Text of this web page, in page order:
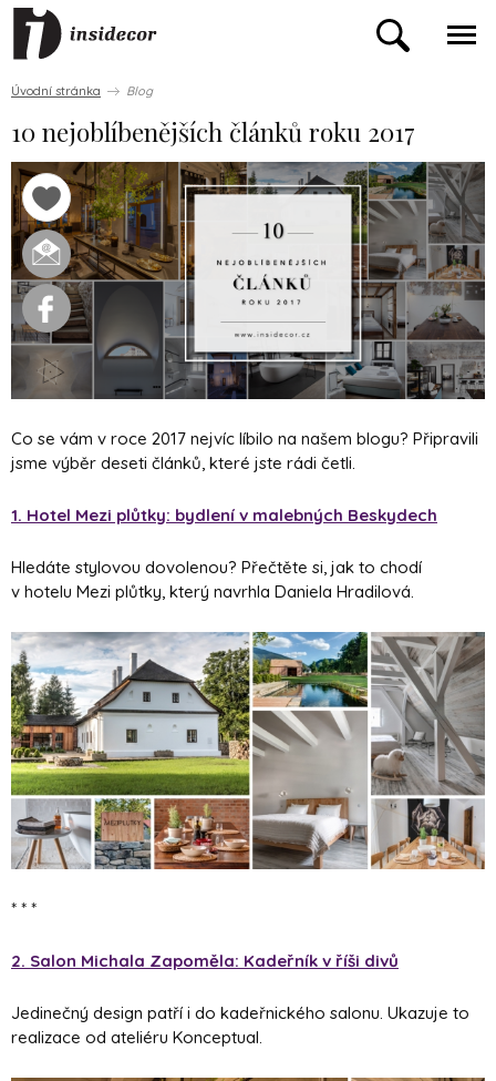
Úvodní stránka Blog
10 nejoblíbenějších článků roku 2017
Co se vám v roce 2017 nejvíc líbilo na našem blogu? Připravili
jsme výběr deseti článků, které jste rádi četli.
1. Hotel Mezi plůtky: bydlení v malebných Beskydech
Hledáte stylovou dovolenou? Přečtěte si, jak to chodí
v hotelu Mezi plůtky, který navrhla Daniela Hradilová.
* * *
2. Salon Michala Zapoměla: Kadeřník v říši divů
Jedinečný design patří i do kadeřnického salonu. Ukazuje to
realizace od ateliéru Konceptual.